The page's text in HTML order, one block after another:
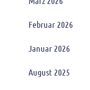
Februar 2026
Januar 2026
August 2025